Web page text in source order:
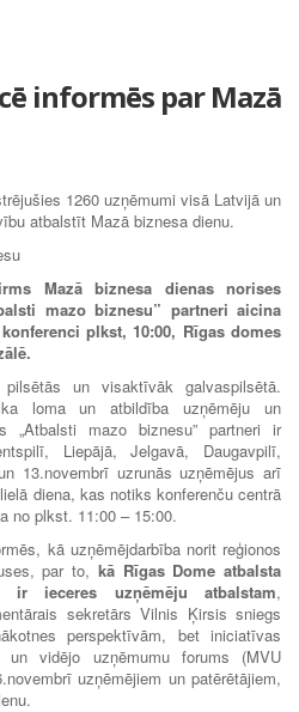
informēs par Mazā
1260 uzņēmumi visā Latvijā un
atbalstīt Mazā biznesa dienu.
Mazā biznesa dienas norises
mazo biznesu” partneri aicina
plkst, 10:00, Rīgas domes
un visaktīvāk galvaspilsētā.
loma un atbildība uzņēmēju un
„Atbalsti mazo biznesu” partneri ir
Liepājā, Jelgavā, Daugavpilī,
13.novembrī uzrunās uzņēmējus arī
diena, kas notiks konferenču centrā
no plkst. 11:00 – 15:00.
kā uzņēmējdarbība norit reģionos
par to, kā Rīgas Dome atbalsta
ir ieceres uzņēmēju atbalstam,
sekretārs Vilnis Ķirsis sniegs
perspektīvām, bet iniciatīvas
vidējo uzņēmumu forums (MVU
uzņēmējiem un patērētājiem,